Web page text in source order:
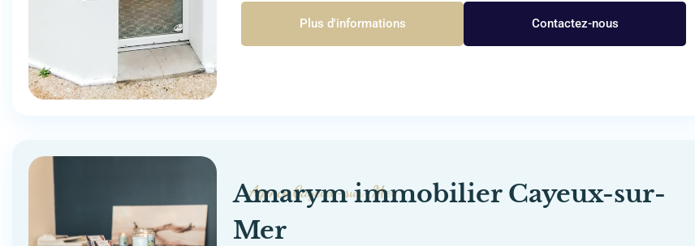
Plus d'informations Contactez-nous
Agence Cayeux-sur-Mer
Amarym immobilier Cayeux-sur-
Mer